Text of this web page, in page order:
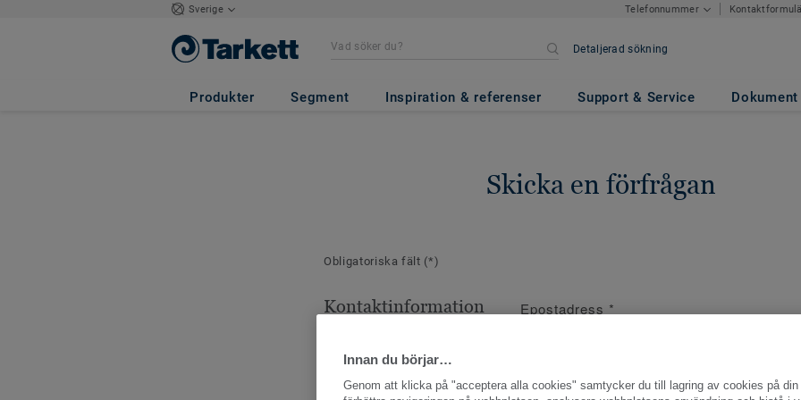
Sverige Telefonnummer
Detaljerad sökning
Produkter Segment Inspiration & referenser Support & Service Dokument
Skicka en förfrågan
Obligatoriska fält (*)
Kontaktinformation Epostadress *
Innan du börjar…
Genom att klicka på "acceptera alla cookies" samtycker du till lagring av cookies på